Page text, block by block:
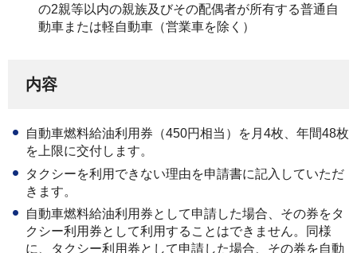
の2親等以内の親族及びその配偶者が所有する普通自
動車または軽自動車（営業車を除く）
内容
自動車燃料給油利用券（450円相当）を月4枚、年間48枚
を上限に交付します。
タクシーを利用できない理由を申請書に記入していただ
きます。
自動車燃料給油利用券として申請した場合、その券をタ
クシー利用券として利用することはできません。同様
に、タクシー利用券として申請した場合、その券を自動